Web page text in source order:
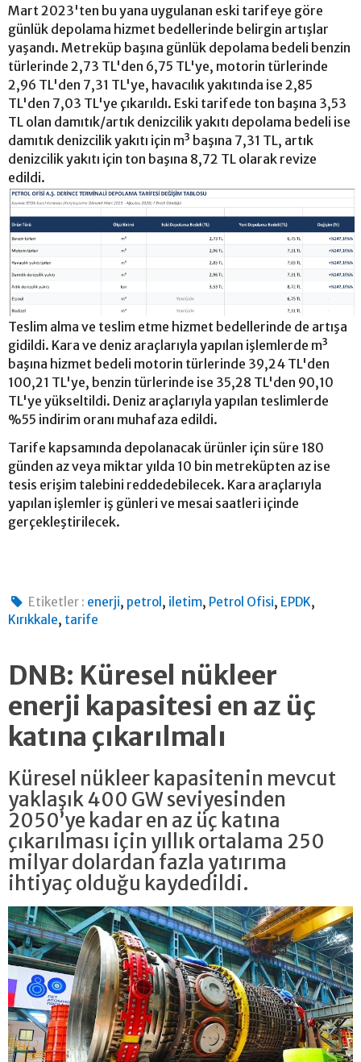
Mart 2023'ten bu yana uygulanan eski tarifeye göre
günlük depolama hizmet bedellerinde belirgin artışlar
yaşandı. Metreküp başına günlük depolama bedeli benzin
türlerinde 2,73 TL'den 6,75 TL'ye, motorin türlerinde
2,96 TL'den 7,31 TL'ye, havacılık yakıtında ise 2,85
TL'den 7,03 TL'ye çıkarıldı. Eski tarifede ton başına 3,53
TL olan damıtık/artık denizcilik yakıtı depolama bedeli ise
damıtık denizcilik yakıtı için m³ başına 7,31 TL, artık
denizcilik yakıtı için ton başına 8,72 TL olarak revize
edildi.
Teslim alma ve teslim etme hizmet bedellerinde de artışa
gidildi. Kara ve deniz araçlarıyla yapılan işlemlerde m³
başına hizmet bedeli motorin türlerinde 39,24 TL'den
100,21 TL'ye, benzin türlerinde ise 35,28 TL'den 90,10
TL'ye yükseltildi. Deniz araçlarıyla yapılan teslimlerde
%55 indirim oranı muhafaza edildi.
Tarife kapsamında depolanacak ürünler için süre 180
günden az veya miktar yılda 10 bin metreküpten az ise
tesis erişim talebini reddedebilecek. Kara araçlarıyla
yapılan işlemler iş günleri ve mesai saatleri içinde
gerçekleştirilecek.
Etiketler : enerji, petrol , iletim, Petrol Ofisi, EPDK,
Kırıkkale, tarife
DNB: Küresel nükleer
enerji kapasitesi en az üç
katına çıkarılmalı
Küresel nükleer kapasitenin mevcut
yaklaşık 400 GW seviyesinden
2050’ye kadar en az üç katına
çıkarılması için yıllık ortalama 250
milyar dolardan fazla yatırıma
ihtiyaç olduğu kaydedildi.